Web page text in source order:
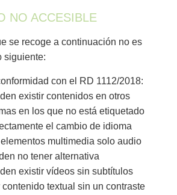
NO ACCESIBLE
se recoge a continuación no es
siguiente:
con el RD 1112/2018:
existir contenidos en otros
en los que no está etiquetado
el cambio de idioma
elementos multimedia solo audio
no tener alternativa
existir vídeos sin subtítulos
contenido textual sin un contraste